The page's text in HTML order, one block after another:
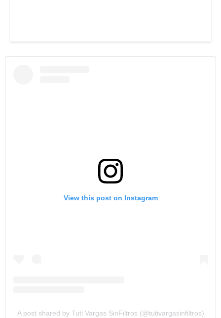
View this post on Instagram
A post shared by Tuti Vargas SinFiltros (@tutivargasinfiltros)